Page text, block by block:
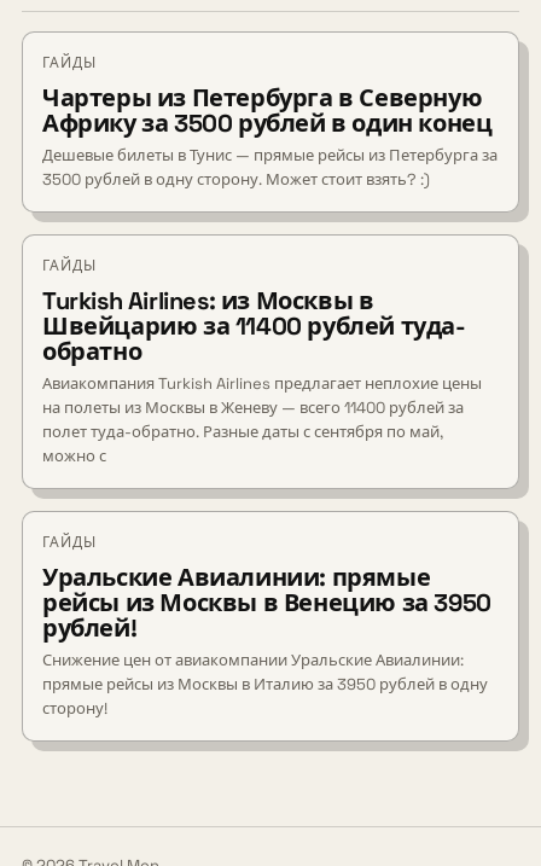
ГАЙДЫ
Чартеры из Петербурга в Северную
Африку за 3500 рублей в один конец
Дешевые билеты в Тунис — прямые рейсы из Петербурга за
3500 рублей в одну сторону. Может стоит взять? :)
ГАЙДЫ
Turkish Airlines: из Москвы в
Швейцарию за 11400 рублей туда-
обратно
Авиакомпания Turkish Airlines предлагает неплохие цены
на полеты из Москвы в Женеву — всего 11400 рублей за
полет туда-обратно. Разные даты с сентября по май,
можно с
ГАЙДЫ
Уральские Авиалинии: прямые
рейсы из Москвы в Венецию за 3950
рублей!
Снижение цен от авиакомпании Уральские Авиалинии:
прямые рейсы из Москвы в Италию за 3950 рублей в одну
сторону!